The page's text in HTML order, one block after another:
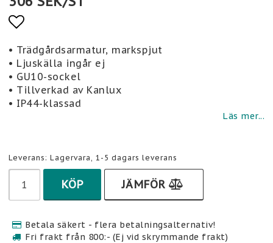
Lägg till i favoritlistan
• Trädgårdsarmatur, markspjut
• Ljuskälla ingår ej
• GU10-sockel
• Tillverkad av Kanlux
• IP44-klassad
Läs mer...
Leverans: Lagervara, 1-5 dagars leverans
KÖP JÄMFÖR
Betala säkert - flera betalningsalternativ!
Fri frakt från 800:- (Ej vid skrymmande frakt)